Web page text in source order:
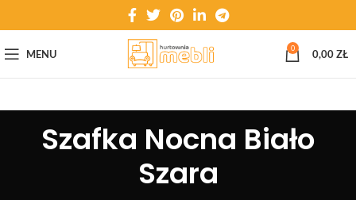
MENU 0 0,00ZŁ
Szafka Nocna Biało
Szara